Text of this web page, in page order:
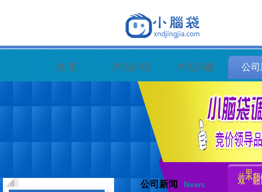
首 页 产品介绍 常见问题 公
公司新闻 News